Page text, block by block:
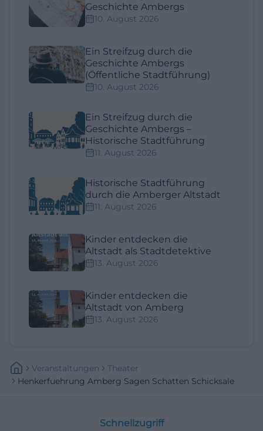
Geschichte Ambergs
10. August 2026
Ein Streifzug durch die
Geschichte Ambergs
(Öffentliche Stadtführung)
10. August 2026
Ein Streifzug durch die
Geschichte Ambergs –
Historische Stadtführung
11. August 2026
Historische Stadtführung
durch die Amberger Altstadt
11. August 2026
Kinder entdecken die
Altstadt als Stadtdetektive
13. August 2026
Kinder entdecken die
Altstadt von Amberg
13. August 2026
Veranstaltungen
Theater
Henkerfuehrung Amberg Sagen Schatten Schicksale
Schnellzugriff